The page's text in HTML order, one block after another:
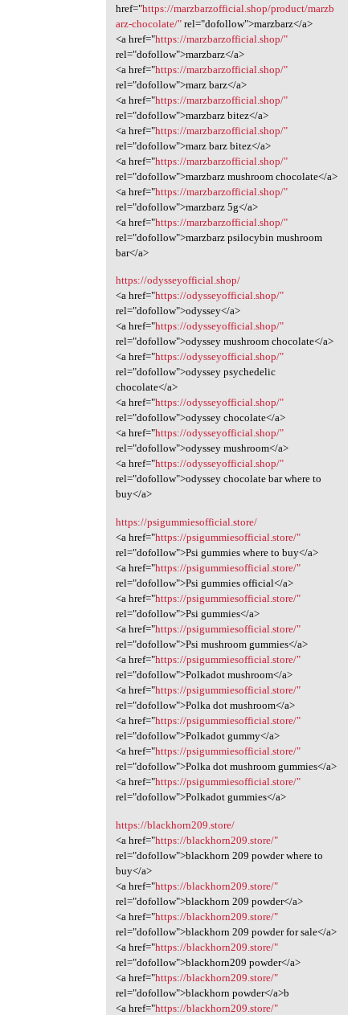
href="https://marzbarzofficial.shop/product/marzb
arz-chocolate/"rel="dofollow">marzbarz</a>
<a href="https://marzbarzofficial.shop/"
rel="dofollow">marzbarz</a>
<a href="https://marzbarzofficial.shop/"
rel="dofollow">marz barz</a>
<a href="https://marzbarzofficial.shop/"
rel="dofollow">marzbarz bitez</a>
<a href="https://marzbarzofficial.shop/"
rel="dofollow">marz barz bitez</a>
<a href="https://marzbarzofficial.shop/"
rel="dofollow">marzbarz mushroom chocolate</a>
<a href="https://marzbarzofficial.shop/"
rel="dofollow">marzbarz 5g</a>
<a href="https://marzbarzofficial.shop/"
rel="dofollow">marzbarz psilocybin mushroom
bar</a>
https://odysseyofficial.shop/
<a href="https://odysseyofficial.shop/"
rel="dofollow">odyssey</a>
<a href="https://odysseyofficial.shop/"
rel="dofollow">odyssey mushroom chocolate</a>
<a href="https://odysseyofficial.shop/"
rel="dofollow">odyssey psychedelic
chocolate</a>
<a href="https://odysseyofficial.shop/"
rel="dofollow">odyssey chocolate</a>
<a href="https://odysseyofficial.shop/"
rel="dofollow">odyssey mushroom</a>
<a href="https://odysseyofficial.shop/"
rel="dofollow">odyssey chocolate bar where to
buy</a>
https://psigummiesofficial.store/
<a href="https://psigummiesofficial.store/"
rel="dofollow">Psi gummies where to buy</a>
<a href="https://psigummiesofficial.store/"
rel="dofollow">Psi gummies official</a>
<a href="https://psigummiesofficial.store/"
rel="dofollow">Psi gummies</a>
<a href="https://psigummiesofficial.store/"
rel="dofollow">Psi mushroom gummies</a>
<a href="https://psigummiesofficial.store/"
rel="dofollow">Polkadot mushroom</a>
<a href="https://psigummiesofficial.store/"
rel="dofollow">Polka dot mushroom</a>
<a href="https://psigummiesofficial.store/"
rel="dofollow">Polkadot gummy</a>
<a href="https://psigummiesofficial.store/"
rel="dofollow">Polka dot mushroom gummies</a>
<a href="https://psigummiesofficial.store/"
rel="dofollow">Polkadot gummies</a>
https://blackhorn209.store/
<a href="https://blackhorn209.store/"
rel="dofollow">blackhorn 209 powder where to
buy</a>
<a href="https://blackhorn209.store/"
rel="dofollow">blackhorn 209 powder</a>
<a href="https://blackhorn209.store/"
rel="dofollow">blackhorn 209 powder for sale</a>
<a href="https://blackhorn209.store/"
rel="dofollow">blackhorn209 powder</a>
<a href="https://blackhorn209.store/"
rel="dofollow">blackhorn powder</a>b
<a href="https://blackhorn209.store/"